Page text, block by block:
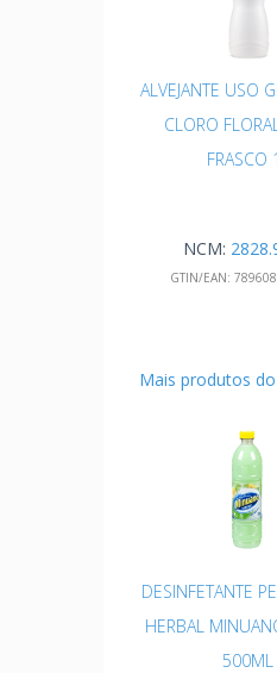
ALVEJANTE USO
CLORO
FRASCO
NCM:
GTIN/EAN:
Mais produtos
DESINFETANTE
HERBAL
500ML